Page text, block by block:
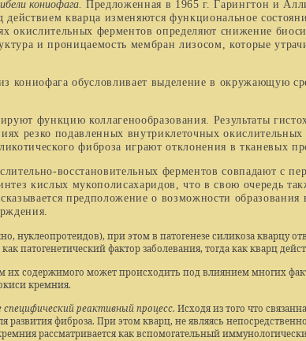
кониофага. Предложенная в 1965 г. Гарингтон и
кварца изменяются функциональное
ферментов оп­ределяют снижение
и прони­цаемость мембран лизосом, которые
обу­словливает выделение в окружающую
функцию коллагенообразования. Результаты
резко по­давленных внутриклеточных окислительных
фиброза играют отклонения в тканевых
восстанови­тельных ферментов совпадают с
кис­лых мукополисахаридов, что в свою очередь
предположение о возможности образова­ния
при этом в патогенезе силикоза кварцу
фактор заболевания, тогда как кварц
содержимого может про­исходить под влиянием многих
кремния.
реактивный процесс. Исходя из того что
фиброза. При этом кварц, не являясь
рассматривается как вспомогательный